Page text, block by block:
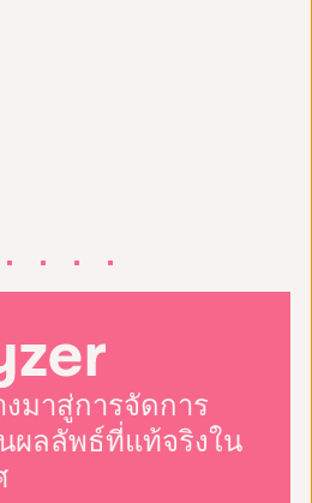
งมาสู่การจัดการ
ลลัพธ์ที่แท้จริงใน